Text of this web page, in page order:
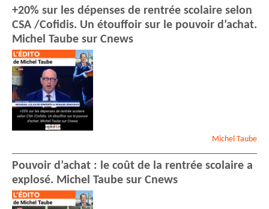
+20% sur les dépenses de rentrée scolaire selon
CSA /Cofidis. Un étouffoir sur le pouvoir d’achat.
Michel Taube sur Cnews
Michel Taube
Pouvoir d’achat : le coût de la rentrée scolaire a
explosé. Michel Taube sur Cnews